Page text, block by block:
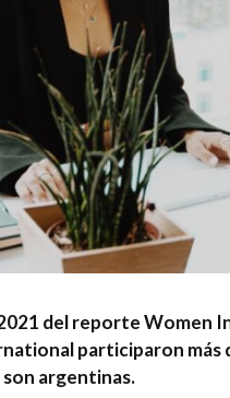
del reporte Women
participaron más
son argentinas.